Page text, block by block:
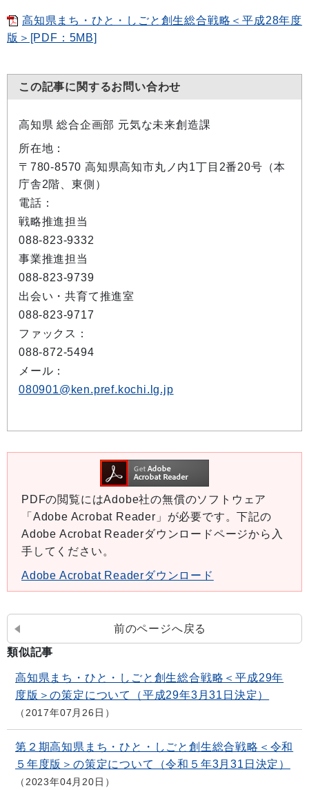
高知県まち・ひと・しごと創生総合戦略＜平成28年度
版＞[PDF：5MB]
この記事に関するお問い合わせ
高知県 総合企画部 元気な未来創造課
所在地：
〒780-8570 高知県高知市丸ノ内1丁目2番20号（本
庁舎2階、東側）
電話：
戦略推進担当
088-823-9332
事業推進担当
088-823-9739
出会い・共育て推進室
088-823-9717
ファックス：
088-872-5494
メール：
080901@ken.pref.kochi.lg.jp
PDFの閲覧にはAdobe社の無償のソフトウェア
「Adobe Acrobat Reader」が必要です。下記の
Adobe Acrobat Readerダウンロードページから入
手してください。
Adobe Acrobat Readerダウンロード
前のページへ戻る
類似記事
高知県まち・ひと・しごと創生総合戦略＜平成29年
度版＞の策定について（平成29年3月31日決定）
2017年07月26日
第２期高知県まち・ひと・しごと創生総合戦略＜令和
５年度版＞の策定について（令和５年3月31日決定）
2023年04月20日